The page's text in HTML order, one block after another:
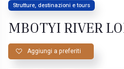
Strutture, destinazioni e tours
MBOTYI RIVER
Aggiungi a preferiti